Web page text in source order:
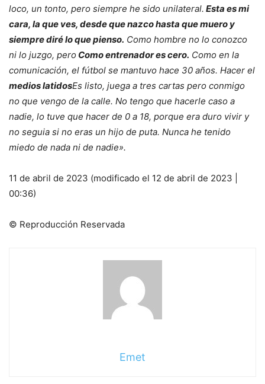
loco, un tonto, pero siempre he sido unilateral. Esta es mi
cara, la que ves, desde que nazco hasta que muero y
siempre diré lo que pienso. Como hombre no lo conozco
ni lo juzgo, pero Como entrenador es cero. Como en la
comunicación, el fútbol se mantuvo hace 30 años. Hacer el
medios latidosEs listo, juega a tres cartas pero conmigo
no que vengo de la calle. No tengo que hacerle caso a
nadie, lo tuve que hacer de 0 a 18, porque era duro vivir y
no seguia si no eras un hijo de puta. Nunca he tenido
miedo de nada ni de nadie».
11 de abril de 2023 (modificado el 12 de abril de 2023 |
00:36)
© Reproducción Reservada
Emet